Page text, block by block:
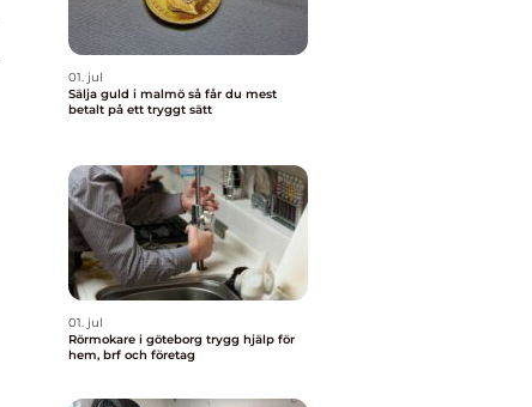
01. jul
Sälja guld i malmö så får du mest
betalt på ett tryggt sätt
01. jul
Rörmokare i göteborg trygg hjälp för
hem, brf och företag